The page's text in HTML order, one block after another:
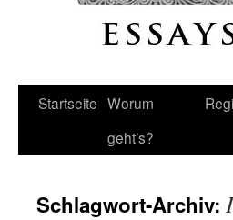
Startseite Worum
geht’s?
Schlagwort-Archiv: